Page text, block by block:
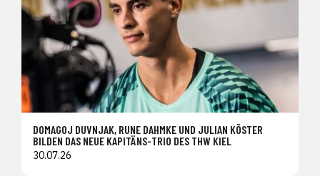
DOMAGOJ DUVNJAK, RUNE DAHMKE UND JULIAN KÖSTER
BILDEN DAS NEUE KAPITÄNS-TRIO DES THW KIEL
30.07.26